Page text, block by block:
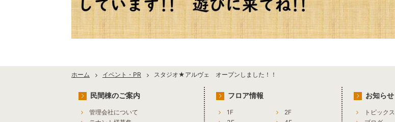
ホーム イベント・PR スタジオ★アルヴェ オープンしました！！
民間棟のご案内
管理会社について
フロア情報
1F
2F
お知らせ
トピックス